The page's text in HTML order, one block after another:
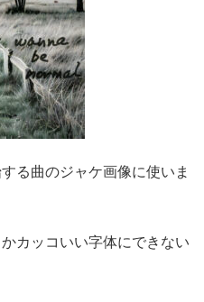
る曲のジャケ画像に使いま
カッコいい字体にできない